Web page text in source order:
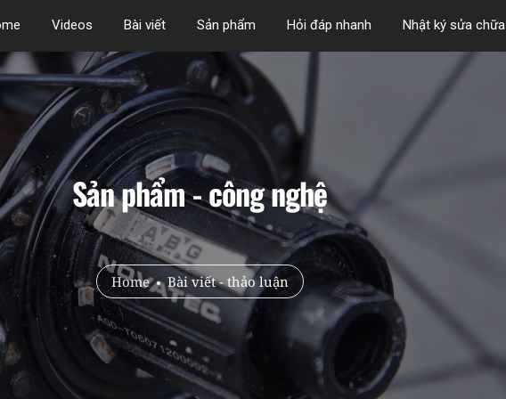
Videos Bài viết Sản phẩm Hỏi đáp nhanh Nhật ký sửa chữa
Sản phẩm - công nghệ
Home Bài viết - thảo luận